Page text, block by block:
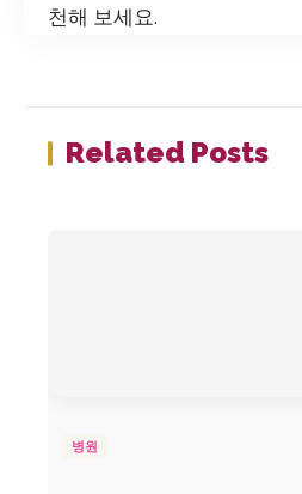
천해 보세요.
Related Posts
병원